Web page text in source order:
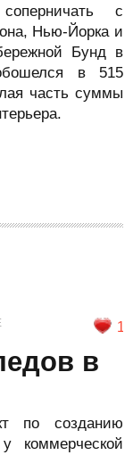
с
Нью-Йорка и
Бунд в
в 515
часть суммы
1
в
по созданию
коммерческой